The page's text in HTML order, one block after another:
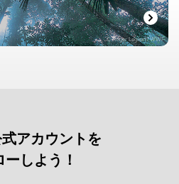
© Roger Leguen / WWF
アカウントを
ーしよう！